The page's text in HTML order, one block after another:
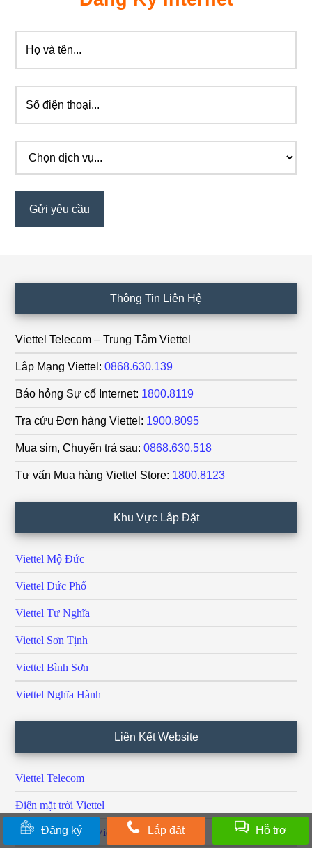
Thông Tin Liên Hệ
Viettel Telecom – Trung Tâm Viettel
Lắp Mạng Viettel: 0868.630.139
Báo hỏng Sự cố Internet: 1800.8119
Tra cứu Đơn hàng Viettel: 1900.8095
Mua sim, Chuyển trả sau: 0868.630.518
Tư vấn Mua hàng Viettel Store: 1800.8123
Khu Vực Lắp Đặt
Viettel Mộ Đức
Viettel Đức Phổ
Viettel Tư Nghĩa
Viettel Sơn Tịnh
Viettel Bình Sơn
Viettel Nghĩa Hành
Liên Kết Website
Viettel Telecom
Điện mặt trời Viettel
Gói cước Internet Viettel
Đăng ký Lắp đặt Hỗ trợ